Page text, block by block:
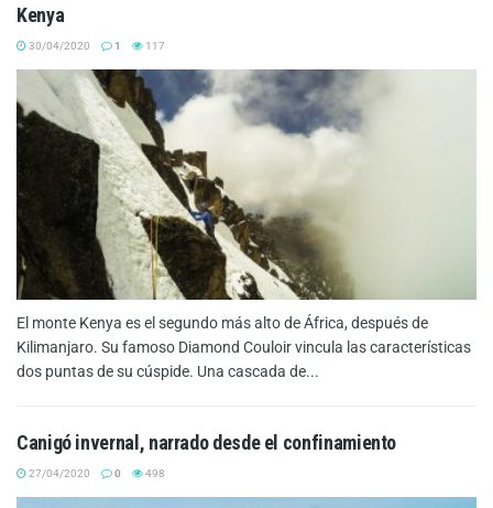
Kenya
30/04/2020 1 117
El monte Kenya es el segundo más alto de África, después de
Kilimanjaro. Su famoso Diamond Couloir vincula las características
dos puntas de su cúspide. Una cascada de...
Canigó invernal, narrado desde el confinamiento
27/04/2020 0 498